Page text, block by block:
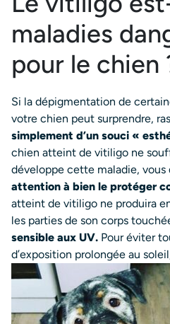
maladies
pour le chien
Si la dépigmentation de
votre chien peut surprendre,
simplement d’un souci «
chien atteint de vitiligo ne
développe cette maladie,
attention à bien le protéger
atteint de vitiligo ne produira
les parties de son corps
sensible aux UV. Pour éviter
d’exposition prolongée au